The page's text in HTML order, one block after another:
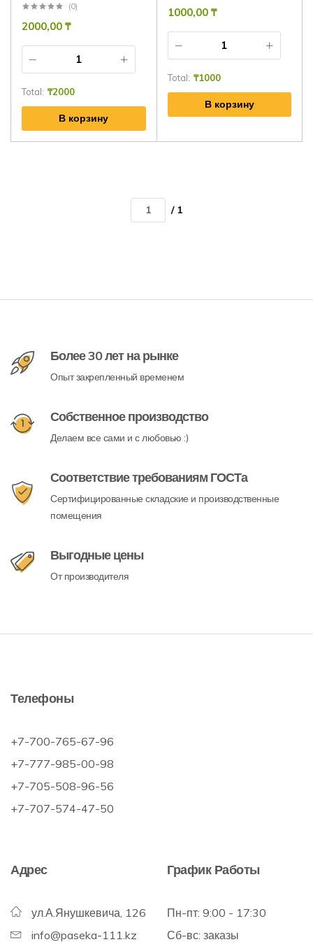
(0)
2000,00 ₸
Total: ₸2000
В корзину
1000,00 ₸
Total: ₸1000
В корзину
/ 1
Более 30 лет на рынке
Опыт закрепленный временем
Собственное производство
Делаем все сами и с любовью :)
Соответствие требованиям ГОСТа
Сертифицированные складские и производственные
помещения
Выгодные цены
От производителя
Телефоны
+7-700-765-67-96
+7-777-985-00-98
+7-705-508-96-56
+7-707-574-47-50
Адрес
ул.А.Янушкевича, 126
info@paseka-111.kz
График Работы
Пн-пт: 9:00 - 17:30
Сб-вс: заказы